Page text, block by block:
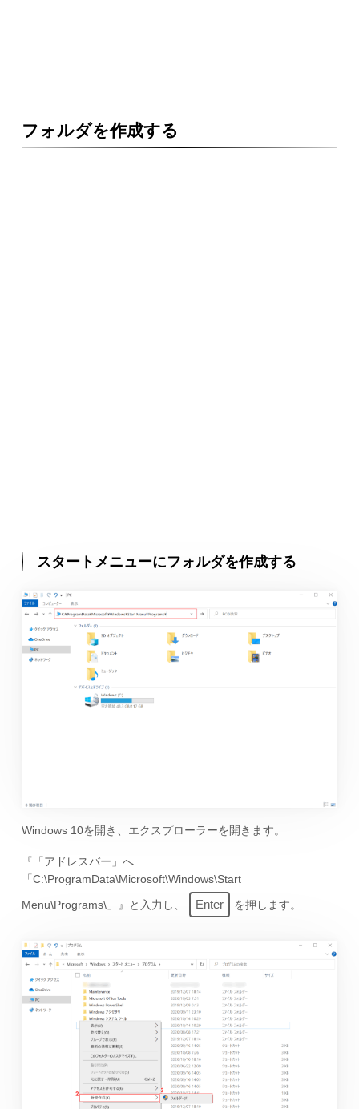
フォルダを作成する
スタートメニューにフォルダを作成する
Windows 10を開き、エクスプローラーを開きます。
『「アドレスバー」へ
「C:\ProgramData\Microsoft\Windows\Start
Menu\Programs\」』と入力し、
Enter を押します。